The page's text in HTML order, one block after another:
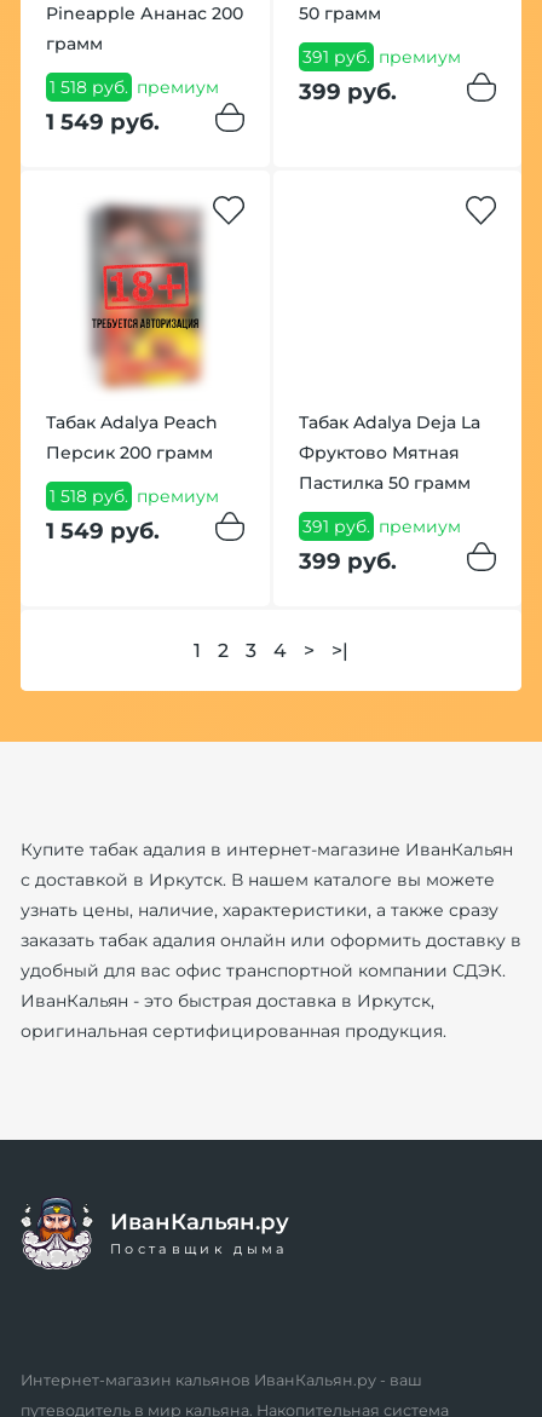
Pineapple Ананас 200
грамм
1 518 руб. премиум
1 549 руб.
50 грамм
391 руб. премиум
399 руб.
Табак Adalya Peach
Персик 200 грамм
1 518 руб. премиум
1 549 руб.
Табак Adalya Deja La
Фруктово Мятная
Пастилка 50 грамм
391 руб. премиум
399 руб.
1 2 3 4 > >|
Купите табак адалия в интернет-магазине ИванКальян
с доставкой в Иркутск. В нашем каталоге вы можете
узнать цены, наличие, характеристики, а также сразу
заказать табак адалия онлайн или оформить доставку в
удобный для вас офис транспортной компании СДЭК.
ИванКальян - это быстрая доставка в Иркутск,
оригинальная сертифицированная продукция.
ИванКальян.ру
Поставщик дыма
Интернет-магазин кальянов ИванКальян.ру - ваш
путеводитель в мир кальяна. Накопительная система